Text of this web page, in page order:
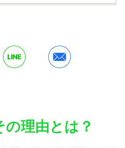
理由とは？